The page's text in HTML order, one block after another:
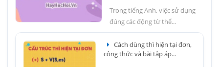
Trong tiếng Anh, việc sử dụng
đúng các động từ thể...
Cách dùng thì hiện tại đơn,
công thức và bài tập áp...